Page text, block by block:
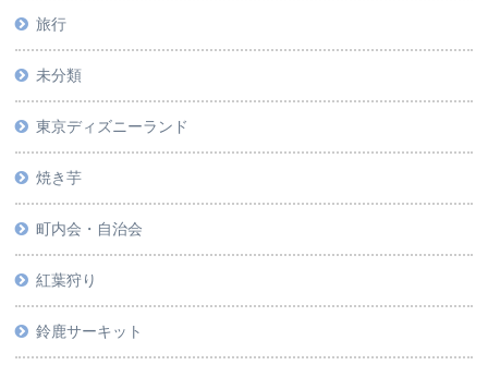
旅行
未分類
東京ディズニーランド
焼き芋
町内会・自治会
紅葉狩り
鈴鹿サーキット